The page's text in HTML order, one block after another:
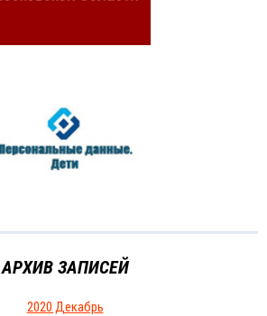
АРХИВ ЗАПИСЕЙ
2020 Декабрь